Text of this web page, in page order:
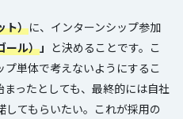
ト）に、インターンシップ参加
ール）」 と決めることです。こ
単体で考えないようにするこ
ったとしても、最終的には自社
てもらいたい。これが採用の